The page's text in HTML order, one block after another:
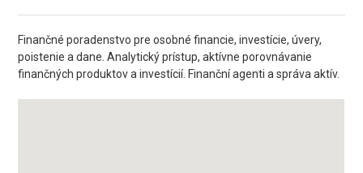
Finančné poradenstvo pre osobné financie, investície, úvery,
poistenie a dane. Analytický prístup, aktívne porovnávanie
finančných produktov a investícií. Finanční agenti a správa aktív.